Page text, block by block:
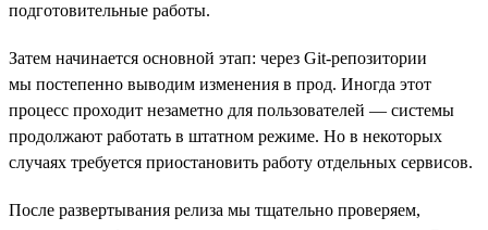
подготовительные работы.
Затем начинается основной этап: через Git-репозитории
мы постепенно выводим изменения в прод. Иногда этот
процесс проходит незаметно для пользователей — системы
продолжают работать в штатном режиме. Но в некоторых
случаях требуется приостановить работу отдельных сервисов.
После развертывания релиза мы тщательно проверяем,